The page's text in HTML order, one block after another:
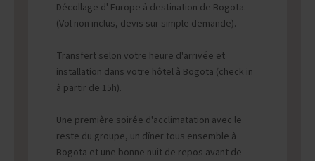
Décollage d' Europe à destination de Bogota.
(Vol non inclus, devis sur simple demande).
Transfert selon votre heure d'arrivée et
installation dans votre hôtel à Bogota (check in
à partir de 15h).
Une première soirée d'acclimatation avec le
reste du groupe, un dîner tous ensemble à
Bogota et une bonne nuit de repos avant de